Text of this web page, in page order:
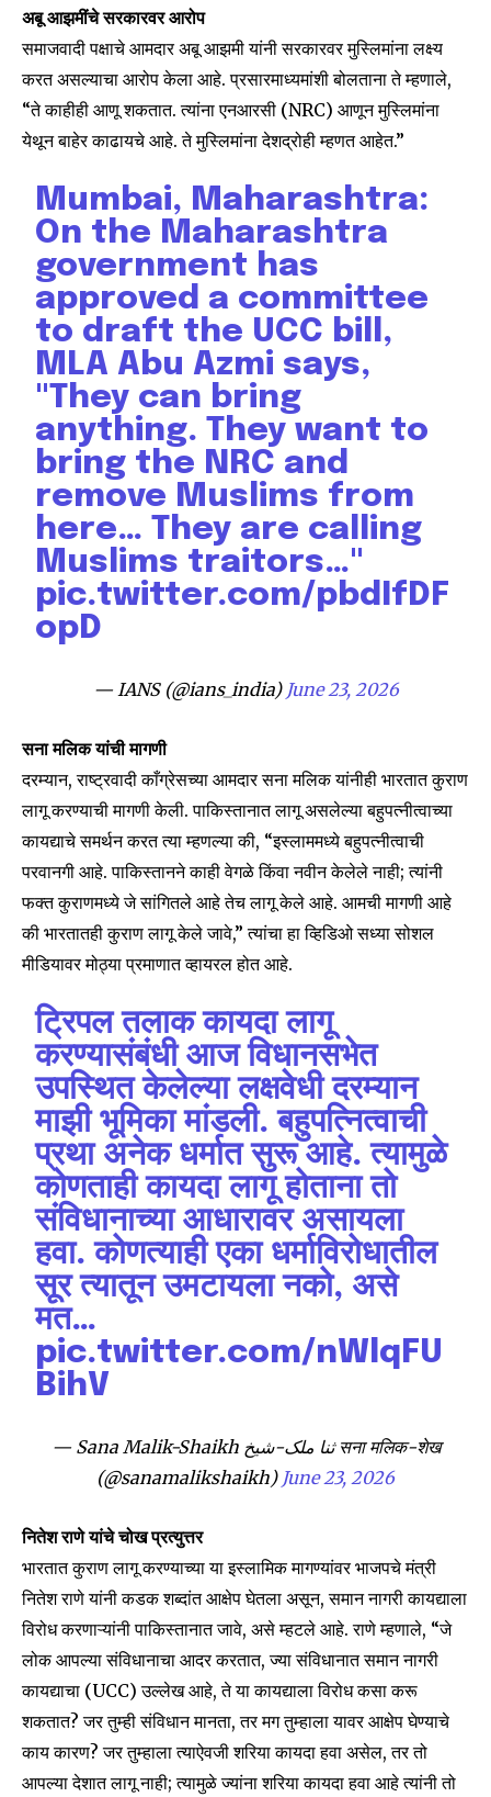
Join our community of
SUBSCRIBERS and be part of the
conversation.
or click the subscribe button below. Don't worry, we respect
your privacy and won't spam your inbox. Your information is
safe with us.
SUBSCRIBE
I've read and accept thePrivacy Policy.
6,300 32,111 75
अबू आझमींचे सरकारवर आरोप
समाजवादी पक्षाचे आमदार अबू आझमी यांनी सरकारवर मुस्लिमांना लक्ष्य
करत असल्याचा आरोप केला आहे. प्रसारमाध्यमांशी बोलताना ते म्हणाले,
“ते काहीही आणू शकतात. त्यांना एनआरसी (NRC) आणून मुस्लिमांना
येथून बाहेर काढायचे आहे. ते मुस्लिमांना देशद्रोही म्हणत आहेत.”
Mumbai, Maharashtra:
On the Maharashtra
government has
approved a committee
to draft the UCC bill,
MLA Abu Azmi says,
"They can bring
anything. They want to
bring the NRC and
remove Muslims from
here… They are calling
Muslims traitors…"
pic.twitter.com/pbdIfDF
opD
— IANS (@ians_india) June 23, 2026
सना मलिक यांची मागणी
दरम्यान, राष्ट्रवादी काँग्रेसच्या आमदार सना मलिक यांनीही भारतात कुराण
लागू करण्याची मागणी केली. पाकिस्तानात लागू असलेल्या बहुपत्नीत्वाच्या
कायद्याचे समर्थन करत त्या म्हणल्या की, “इस्लाममध्ये बहुपत्नीत्वाची
परवानगी आहे. पाकिस्तानने काही वेगळे किंवा नवीन केलेले नाही; त्यांनी
फक्त कुराणमध्ये जे सांगितले आहे तेच लागू केले आहे. आमची मागणी आहे
की भारतातही कुराण लागू केले जावे,” त्यांचा हा व्हिडिओ सध्या सोशल
मीडियावर मोठ्या प्रमाणात व्हायरल होत आहे.
ट्रिपल तलाक कायदा लागू
करण्यासंबंधी आज विधानसभेत
उपस्थित केलेल्या लक्षवेधी दरम्यान
माझी भूमिका मांडली. बहुपत्नित्वाची
प्रथा अनेक धर्मात सुरू आहे. त्यामुळे
कोणताही कायदा लागू होताना तो
संविधानाच्या आधारावर असायला
हवा. कोणत्याही एका धर्माविरोधातील
सूर त्यातून उमटायला नको, असे
मत…
pic.twitter.com/nWlqFU
BihV
— Sana Malik-Shaikh ثنا ملک-شیخ सना मलिक-शेख
(@sanamalikshaikh) June 23, 2026
नितेश राणे यांचे चोख प्रत्युत्तर
भारतात कुराण लागू करण्याच्या या इस्लामिक मागण्यांवर भाजपचे मंत्री
नितेश राणे यांनी कडक शब्दांत आक्षेप घेतला असून, समान नागरी कायद्याला
विरोध करणाऱ्यांनी पाकिस्तानात जावे, असे म्हटले आहे. राणे म्हणाले, “जे
लोक आपल्या संविधानाचा आदर करतात, ज्या संविधानात समान नागरी
कायद्याचा (UCC) उल्लेख आहे, ते या कायद्याला विरोध कसा करू
शकतात? जर तुम्ही संविधान मानता, तर मग तुम्हाला यावर आक्षेप घेण्याचे
काय कारण? जर तुम्हाला त्याऐवजी शरिया कायदा हवा असेल, तर तो
आपल्या देशात लागू नाही; त्यामुळे ज्यांना शरिया कायदा हवा आहे त्यांनी तो